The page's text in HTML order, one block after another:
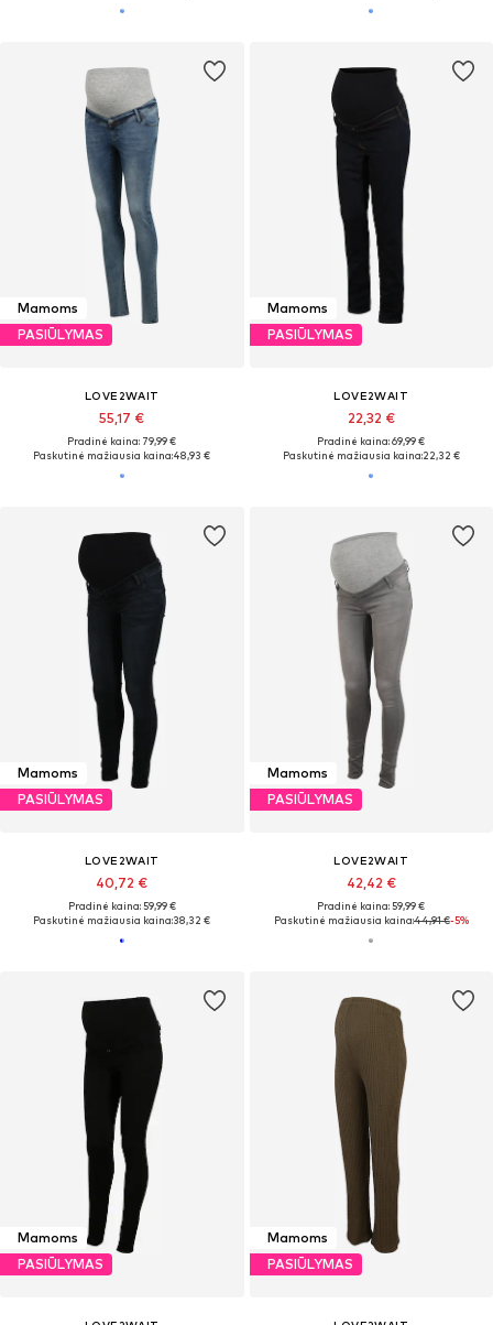
Mamoms
PASIŪLYMAS
LOVE2WAIT
55,17 €
Pradinė kaina: 79,99 €
Paskutinė mažiausia kaina:48,93 €
Mamoms
PASIŪLYMAS
LOVE2WAIT
22,32 €
Pradinė kaina: 69,99 €
Paskutinė mažiausia kaina:22,32 €
Mamoms
PASIŪLYMAS
LOVE2WAIT
40,72 €
Pradinė kaina: 59,99 €
Paskutinė mažiausia kaina:38,32 €
Mamoms
PASIŪLYMAS
LOVE2WAIT
42,42 €
Pradinė kaina: 59,99 €
Paskutinė mažiausia kaina:44,91 €-5%
Mamoms
PASIŪLYMAS
Mamoms
PASIŪLYMAS